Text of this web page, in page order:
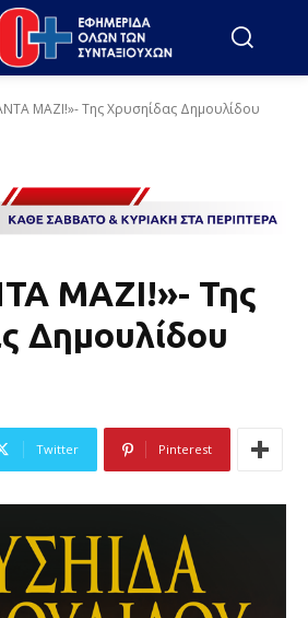
ΜΑΖΙ!»- Της Χρυσηίδας Δημουλίδου
ΜΑΖΙ!»- Της
Δημουλίδου
Twitter Pinterest